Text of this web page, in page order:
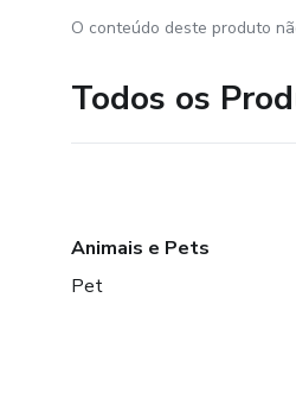
O conteúdo deste produto
Todos os
Animais e Pets
Pet